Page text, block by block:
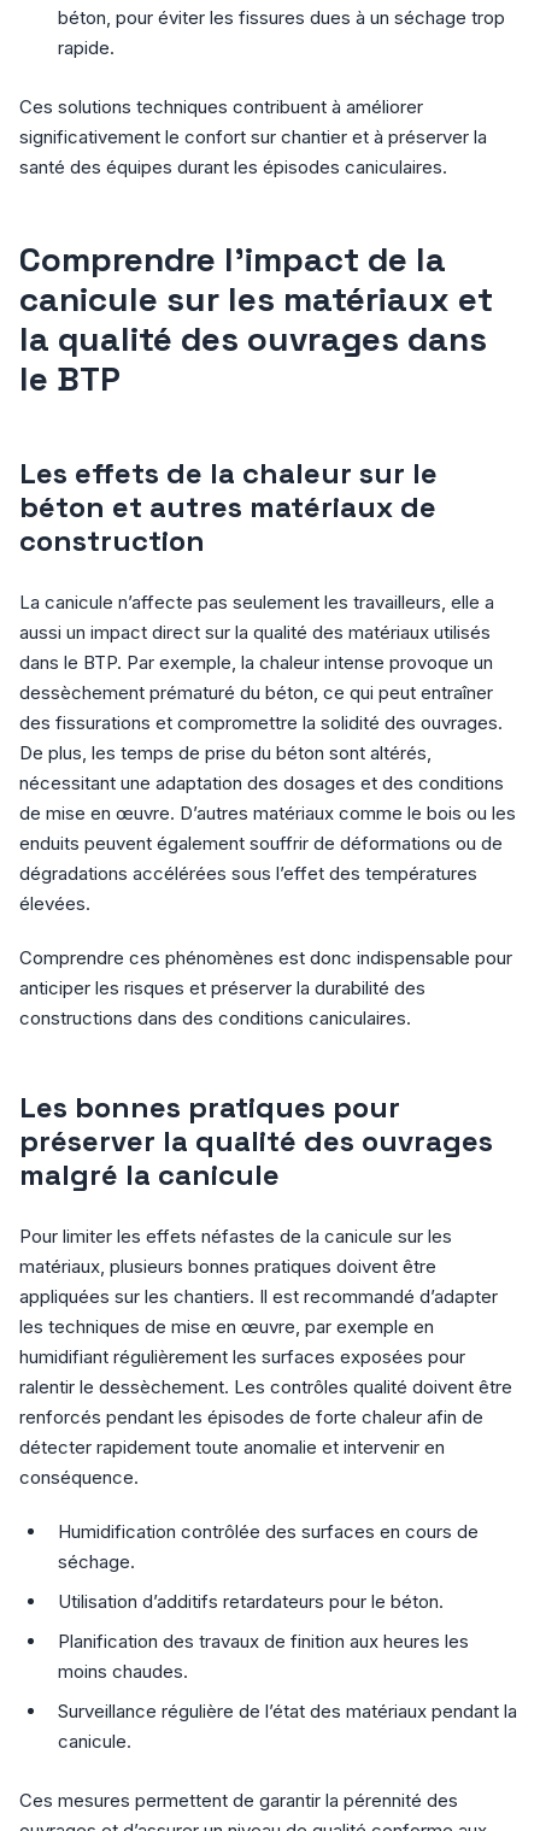
béton, pour éviter les fissures dues à un séchage trop
rapide.
Ces solutions techniques contribuent à améliorer
significativement le confort sur chantier et à préserver la
santé des équipes durant les épisodes caniculaires.
Comprendre l’impact de la
canicule sur les matériaux et
la qualité des ouvrages dans
le BTP
Les effets de la chaleur sur le
béton et autres matériaux de
construction
La canicule n’affecte pas seulement les travailleurs, elle a
aussi un impact direct sur la qualité des matériaux utilisés
dans le BTP. Par exemple, la chaleur intense provoque un
dessèchement prématuré du béton, ce qui peut entraîner
des fissurations et compromettre la solidité des ouvrages.
De plus, les temps de prise du béton sont altérés,
nécessitant une adaptation des dosages et des conditions
de mise en œuvre. D’autres matériaux comme le bois ou les
enduits peuvent également souffrir de déformations ou de
dégradations accélérées sous l’effet des températures
élevées.
Comprendre ces phénomènes est donc indispensable pour
anticiper les risques et préserver la durabilité des
constructions dans des conditions caniculaires.
Les bonnes pratiques pour
préserver la qualité des ouvrages
malgré la canicule
Pour limiter les effets néfastes de la canicule sur les
matériaux, plusieurs bonnes pratiques doivent être
appliquées sur les chantiers. Il est recommandé d’adapter
les techniques de mise en œuvre, par exemple en
humidifiant régulièrement les surfaces exposées pour
ralentir le dessèchement. Les contrôles qualité doivent être
renforcés pendant les épisodes de forte chaleur afin de
détecter rapidement toute anomalie et intervenir en
conséquence.
Humidification contrôlée des surfaces en cours de
séchage.
Utilisation d’additifs retardateurs pour le béton.
Planification des travaux de finition aux heures les
moins chaudes.
Surveillance régulière de l’état des matériaux pendant la
canicule.
Ces mesures permettent de garantir la pérennité des